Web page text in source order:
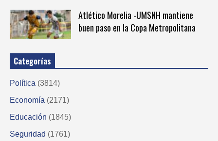
Atlético Morelia -UMSNH mantiene
buen paso en la Copa Metropolitana
Categorías
Política (3814)
Economía (2171)
Educación (1845)
Seguridad (1761)